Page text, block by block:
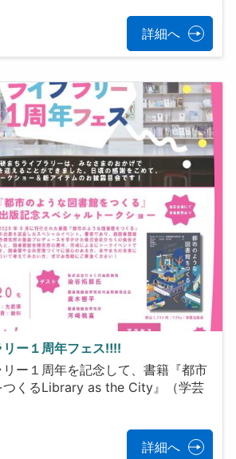
詳細へ
ー１周年フェス‼!!
ー１周年を記念して、書籍『都市
つくるLibrary as the City』（学芸
詳細へ